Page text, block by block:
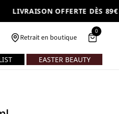
LIVRAISON OFFERTE DÈS 89€
Retrait en boutique
0
EASTER BEAUTY